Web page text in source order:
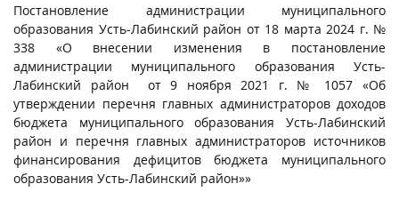
Постановление администрации муниципального
образования Усть-Лабинский район от 18 марта 2024 г. №
338 «О внесении изменения в постановление
администрации муниципального образования Усть-
Лабинский район от 9 ноября 2021 г. № 1057 «Об
утверждении перечня главных администраторов доходов
бюджета муниципального образования Усть-Лабинский
район и перечня главных администраторов источников
финансирования дефицитов бюджета муниципального
образования Усть-Лабинский район»»